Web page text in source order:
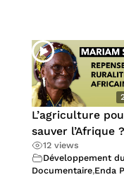
L’agriculture
sauver l’Afrique ?
12 views
Développement
Documentaire,Enda